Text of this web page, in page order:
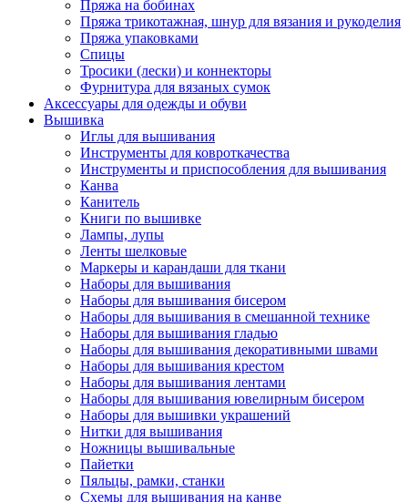
Пряжа на бобинах
Пряжа трикотажная, шнур для вязания и рукоделия
Пряжа упаковками
Спицы
Тросики (лески) и коннекторы
Фурнитура для вязаных сумок
Аксессуары для одежды и обуви
Вышивка
Иглы для вышивания
Инструменты для ковроткачества
Инструменты и приспособления для вышивания
Канва
Канитель
Книги по вышивке
Лампы, лупы
Ленты шелковые
Маркеры и карандаши для ткани
Наборы для вышивания
Наборы для вышивания бисером
Наборы для вышивания в смешанной технике
Наборы для вышивания гладью
Наборы для вышивания декоративными швами
Наборы для вышивания крестом
Наборы для вышивания лентами
Наборы для вышивания ювелирным бисером
Наборы для вышивки украшений
Нитки для вышивания
Ножницы вышивальные
Пайетки
Пяльцы, рамки, станки
Схемы для вышивания на канве